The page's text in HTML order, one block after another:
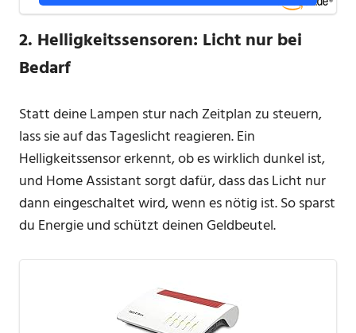
2. Helligkeitssensoren: Licht nur bei
Bedarf
Statt deine Lampen stur nach Zeitplan zu steuern,
lass sie auf das Tageslicht reagieren. Ein
Helligkeitssensor erkennt, ob es wirklich dunkel ist,
und Home Assistant sorgt dafür, dass das Licht nur
dann eingeschaltet wird, wenn es nötig ist. So sparst
du Energie und schützt deinen Geldbeutel.